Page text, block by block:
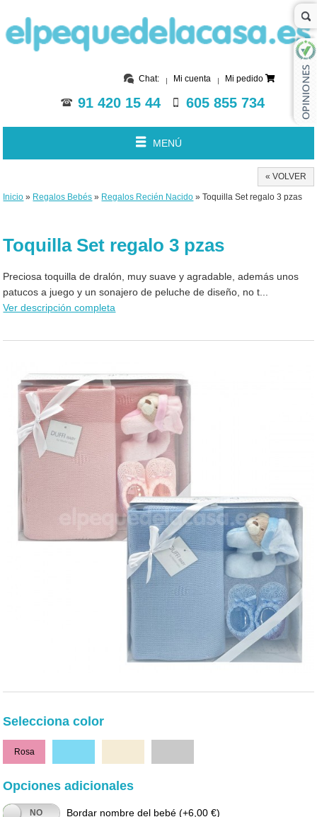
Chat: Mi cuenta Mi pedido
91 420 15 44 605 855 734
MENÚ
« VOLVER
Inicio » Regalos Bebés » Regalos Recién Nacido » Toquilla Set regalo 3 pzas
Toquilla Set regalo 3 pzas
Preciosa toquilla de dralón, muy suave y agradable, además unos
patucos a juego y un sonajero de peluche de diseño, no t...
Ver descripción completa
Selecciona color
Rosa
Opciones adicionales
NO Bordar nombre del bebé (+6,00 €)